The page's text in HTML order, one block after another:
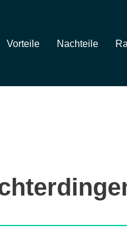
Vorteile Nachteile